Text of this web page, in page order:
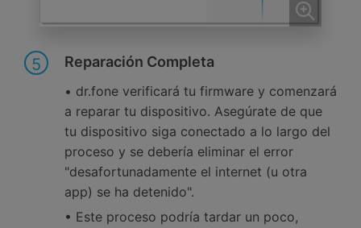
5 Reparación Completa
• dr.fone verificará tu firmware y comenzará
a reparar tu dispositivo. Asegúrate de que
tu dispositivo siga conectado a lo largo del
proceso y se debería eliminar el error
"desafortunadamente el internet (u otra
app) se ha detenido".
• Este proceso podría tardar un poco,